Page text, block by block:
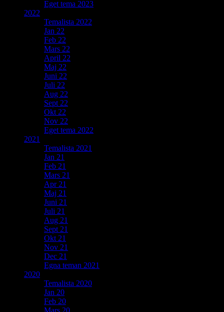
Eget tema 2023
2022
Temalista 2022
Jan 22
Feb 22
Mars 22
April 22
Maj 22
Juni 22
Juli 22
Aug 22
Sept 22
Okt 22
Nov 22
Eget tema 2022
2021
Temalista 2021
Jan 21
Feb 21
Mars 21
Apr 21
Maj 21
Juni 21
Juli 21
Aug 21
Sept 21
Okt 21
Nov 21
Dec 21
Egna teman 2021
2020
Temalista 2020
Jan 20
Feb 20
Mars 20